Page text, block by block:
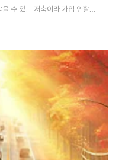
수 있는 저축이라 가입 안할
신청기간 확인하고 꼭 가입하
월 신청하기 👆 1. 11월 청년
신청 기간은 11월 1일부터 8
자의 자격 조건을 검토하여 최
14일부터 계좌 개설이 시작되